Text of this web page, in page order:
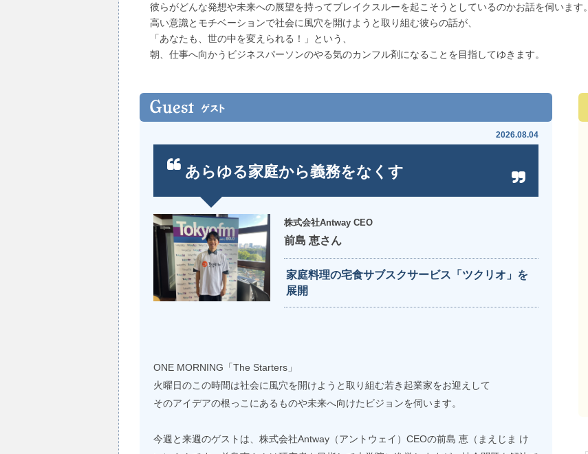
彼らがどんな発想や未来への展望を持ってブレイクスルーを起こそうとしているのかお話を伺います。
高い意識とモチベーションで社会に風穴を開けようと取り組む彼らの話が、
「あなたも、世の中を変えられる！」という、
朝、仕事へ向かうビジネスパーソンのやる気のカンフル剤になることを目指してゆきます。
2026.08.04
あらゆる家庭から義務をなくす
株式会社Antway CEO
前島 恵さん
家庭料理の宅食サブスクサービス「ツクリオ」を
展開
ONE MORNING「The Starters」
火曜日のこの時間は社会に風穴を開けようと取り組む若き起業家をお迎えして
そのアイデアの根っこにあるものや未来へ向けたビジョンを伺います。
今週と来週のゲストは、株式会社Antway（アントウェイ）CEOの前島 恵（まえじま け